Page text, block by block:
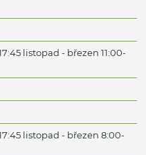
listopad - březen 11:00-
listopad - březen 8:00-